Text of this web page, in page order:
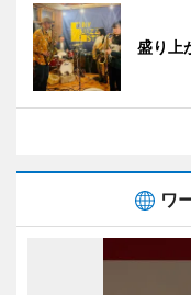
盛り上
ワ